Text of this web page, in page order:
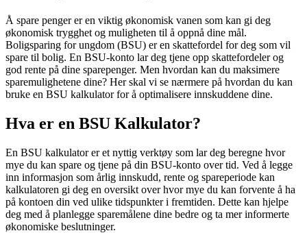
Å spare penger er en viktig økonomisk vanen som kan gi deg
økonomisk trygghet og muligheten til å oppnå dine mål.
Boligsparing for ungdom (BSU) er en skattefordel for deg som vil
spare til bolig. En BSU-konto lar deg tjene opp skattefordeler og
god rente på dine sparepenger. Men hvordan kan du maksimere
sparemulighetene dine? Her skal vi se nærmere på hvordan du kan
bruke en BSU kalkulator for å optimalisere innskuddene dine.
Hva er en BSU Kalkulator?
En BSU kalkulator er et nyttig verktøy som lar deg beregne hvor
mye du kan spare og tjene på din BSU-konto over tid. Ved å legge
inn informasjon som årlig innskudd, rente og spareperiode kan
kalkulatoren gi deg en oversikt over hvor mye du kan forvente å ha
på kontoen din ved ulike tidspunkter i fremtiden. Dette kan hjelpe
deg med å planlegge sparemålene dine bedre og ta mer informerte
økonomiske beslutninger.